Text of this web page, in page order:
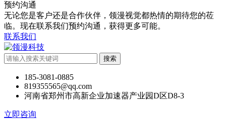
预约沟通
无论您是客户还是合作伙伴，领漫视觉都热情的期待您的莅
临。现在联系我们预约沟通，获得更多可能。
联系我们
搜索
185-3081-0885
819355565@qq.com
河南省郑州市高新企业加速器产业园D区D8-3
立即咨询